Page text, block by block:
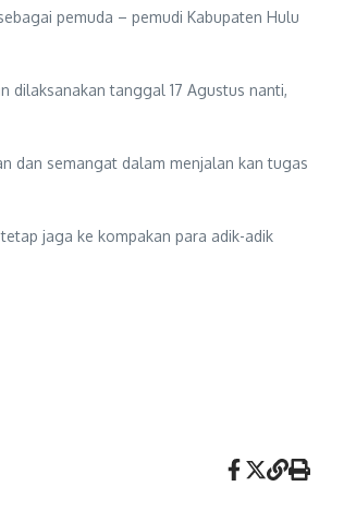
pemuda – pemudi Kabupaten Hulu
dilaksanakan tanggal 17 Agustus nanti,
dan semangat dalam menjalan kan tugas
jaga ke kompakan para adik-adik